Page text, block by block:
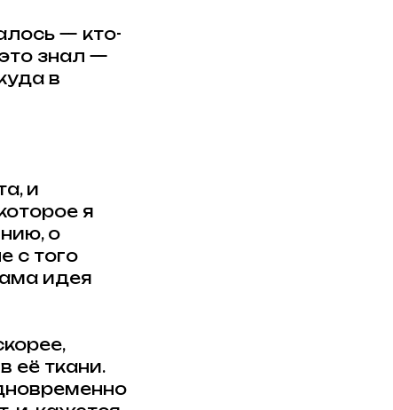
— кто-
знал —
в
и
я
о
с того
идея
её ткани.